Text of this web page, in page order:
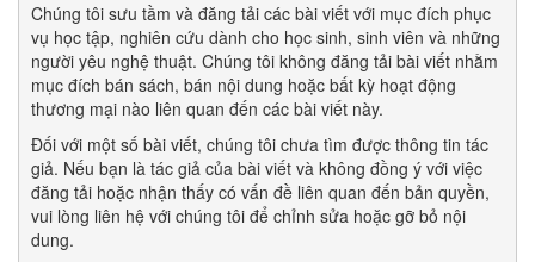
Chúng tôi sưu tầm và đăng tải các bài viết với mục đích phục
vụ học tập, nghiên cứu dành cho học sinh, sinh viên và những
người yêu nghệ thuật. Chúng tôi không đăng tải bài viết nhằm
mục đích bán sách, bán nội dung hoặc bất kỳ hoạt động
thương mại nào liên quan đến các bài viết này.
Đối với một số bài viết, chúng tôi chưa tìm được thông tin tác
giả. Nếu bạn là tác giả của bài viết và không đồng ý với việc
đăng tải hoặc nhận thấy có vấn đề liên quan đến bản quyền,
vui lòng liên hệ với chúng tôi để chỉnh sửa hoặc gỡ bỏ nội
dung.